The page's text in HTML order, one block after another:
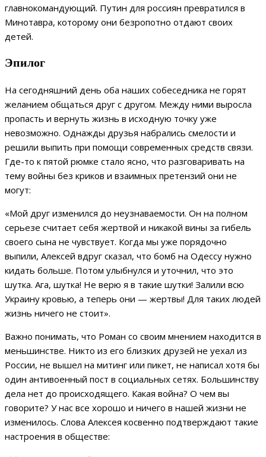
главнокомандующий. Путин для россиян превратился в
Минотавра, которому они безропотно отдают своих
детей.
Эпилог
На сегодняшний день оба наших собеседника не горят
желанием общаться друг с другом. Между ними выросла
пропасть и вернуть жизнь в исходную точку уже
невозможно. Однажды друзья набрались смелости и
решили выпить при помощи современных средств связи.
Где-то к пятой рюмке стало ясно, что разговаривать на
тему войны без криков и взаимных претензий они не
могут:
«Мой друг изменился до неузнаваемости. Он на полном
серьезе считает себя жертвой и никакой вины за гибель
своего сына не чувствует. Когда мы уже порядочно
выпили, Алексей вдруг сказал, что бомб на Одессу нужно
кидать больше. Потом улыбнулся и уточнил, что это
шутка. Ага, шутка! Не верю я в такие шутки! Залили всю
Украину кровью, а теперь они — жертвы! Для таких людей
жизнь ничего не стоит».
Важно понимать, что Роман со своим мнением находится в
меньшинстве. Никто из его близких друзей не уехал из
России, не вышел на митинг или пикет, не написал хотя бы
один антивоенный пост в социальных сетях. Большинству
дела нет до происходящего. Какая война? О чем вы
говорите? У нас все хорошо и ничего в нашей жизни не
изменилось. Слова Алексея косвенно подтверждают такие
настроения в обществе: